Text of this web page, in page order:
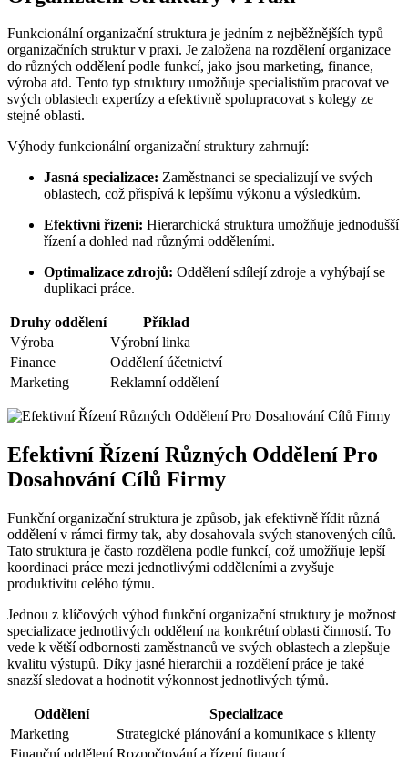
Funkcionální organizační struktura je jedním z nejběžnějších typů
organizačních struktur v praxi. Je založena na rozdělení organizace
do různých oddělení podle funkcí, jako jsou marketing, finance,
výroba atd. Tento typ struktury umožňuje specialistům pracovat ve
svých oblastech expertízy a efektivně spolupracovat s kolegy ze
stejné oblasti.
Výhody funkcionální organizační struktury zahrnují:
Jasná specializace: Zaměstnanci se specializují ve svých
oblastech, což přispívá k lepšímu výkonu a výsledkům.
Efektivní řízení: Hierarchická struktura umožňuje jednodušší
řízení a dohled nad různými odděleními.
Optimalizace zdrojů: Oddělení sdílejí zdroje a vyhýbají se
duplikaci práce.
Druhy oddělení
Příklad
Výroba
Výrobní linka
Finance
Oddělení účetnictví
Marketing
Reklamní oddělení
Efektivní Řízení Různých Oddělení Pro
Dosahování Cílů Firmy
Funkční organizační struktura je způsob, jak efektivně řídit různá
oddělení v rámci firmy tak, aby dosahovala svých stanovených cílů.
Tato struktura je často rozdělena podle funkcí, což umožňuje lepší
koordinaci práce mezi jednotlivými odděleními a zvyšuje
produktivitu celého týmu.
Jednou z klíčových výhod funkční organizační struktury je možnost
specializace jednotlivých oddělení na konkrétní oblasti činností. To
vede k větší odbornosti zaměstnanců ve svých oblastech a zlepšuje
kvalitu výstupů. Díky jasné hierarchii a rozdělení práce je také
snazší sledovat a hodnotit výkonnost jednotlivých týmů.
Oddělení
Specializace
Marketing
Strategické plánování a komunikace s klienty